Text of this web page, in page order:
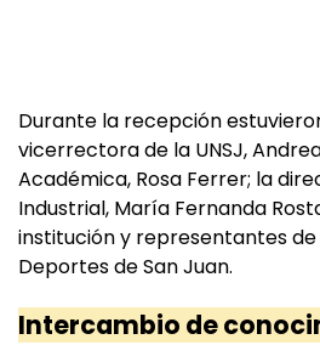
Durante la recepción
vicerrectora de la UNSJ,
Académica, Rosa Ferrer; la
Industrial, María Fernanda
institución y representantes
Deportes de San Juan.
Intercambio de